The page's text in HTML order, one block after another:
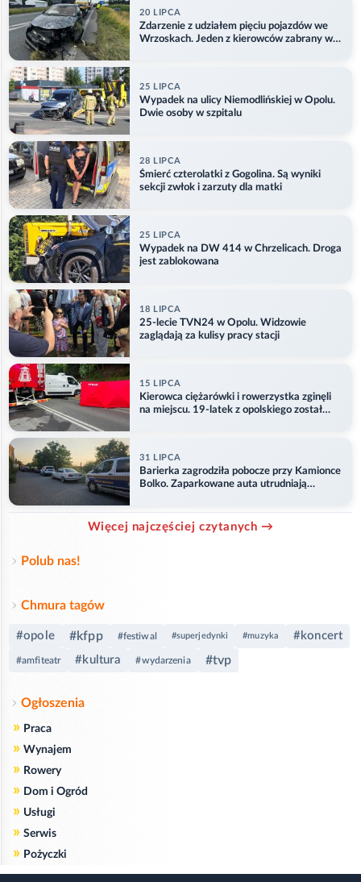
20 LIPCA
Zdarzenie z udziałem pięciu pojazdów we
Wrzoskach. Jeden z kierowców zabrany w
25 LIPCA
Wypadek na ulicy Niemodlińskiej w Opolu.
Dwie osoby w szpitalu
28 LIPCA
Śmierć czterolatki z Gogolina. Są wyniki
sekcji zwłok i zarzuty dla matki
25 LIPCA
Wypadek na DW 414 w Chrzelicach. Droga
jest zablokowana
18 LIPCA
25-lecie TVN24 w Opolu. Widzowie
zaglądają za kulisy pracy stacji
15 LIPCA
Kierowca ciężarówki i rowerzystka zginęli
na miejscu. 19-latek z opolskiego został
31 LIPCA
Barierka zagrodziła pobocze przy Kamionce
Bolko. Zaparkowane auta utrudniają
Więcej najczęściej czytanych →
Polub nas!
Chmura tagów
#opole #kfpp #festiwal #superjedynki #muzyka #koncert
#amfiteatr #kultura #wydarzenia #tvp
Ogłoszenia
» Praca
» Wynajem
» Rowery
» Dom i Ogród
» Usługi
» Serwis
» Pożyczki